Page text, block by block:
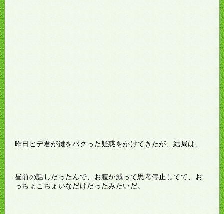
昨日ヒデ君が鍵をパクった疑惑をかけてきたが、結局は、
昼前の話しだったんで、お腹が減って思考停止してて、お
っちょこちょいなだけだったみたいだ。